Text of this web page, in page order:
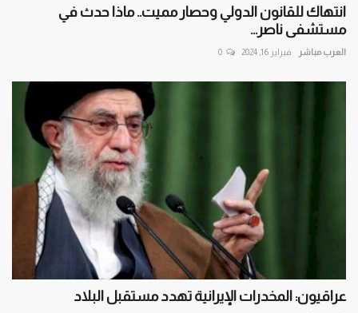
انتهاك للقانون الدولي وحصار مميت.. ماذا حدث في
مستشفى ناصر...
العرب مباشر فبراير 16, 2024 0
عراقيون: المخدرات الإيرانية تهدد مستقبل البلاد